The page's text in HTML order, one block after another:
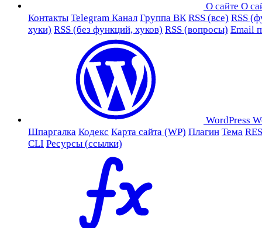
О сайте О
Контакты Telegram Канал Группа ВК RSS (все) RSS
хуки) RSS (без функций, хуков) RSS (вопросы) Email
WordPress
Шпаргалка Кодекс Карта сайта (WP) Плагин Тема
CLI Ресурсы (ссылки)